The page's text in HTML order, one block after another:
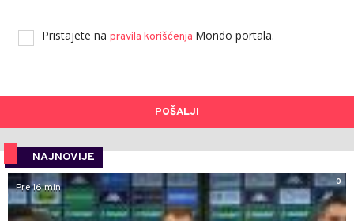
Pristajete na pravila korišćenja Mondo portala.
POŠALJI
NAJNOVIJE
0
Pre 16 min